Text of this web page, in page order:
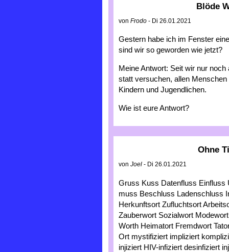
Blöde
von Frodo - Di 26.01.2021
Gestern habe ich im Fenster
sind wir so geworden wie jetzt?
Meine Antwort: Seit wir nur
statt versuchen, allen
Kindern und Jugendlichen.
Wie ist eure Antwort?
Ohne
von Joel - Di 26.01.2021
Gruss Kuss Datenfluss
muss Beschluss Ladenschluss
Herkunftsort Zufluchtsort
Zauberwort Sozialwort
Worth Heimatort Fremdwort
Ort mystifiziert impliziert
injiziert HIV-infiziert desinfiziert